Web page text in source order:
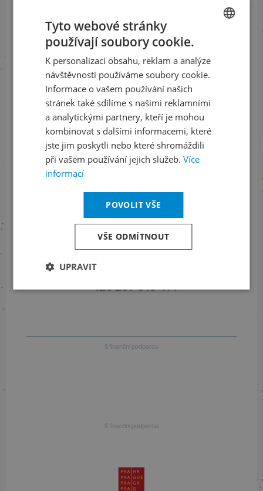
a buďte jako první v obraze
ODEBÍRAT NEWSLETTER
Sledujte nás na sociálních sítích
LinkedInflickr
+420 461 049 232
+420 257 310 414
S finanční podporou
S finanční podporou
ENGLISH
Tyto webové stránky
používají soubory cookie.
K personalizaci obsahu, reklam a analýze
návštěvnosti používáme soubory cookie.
Informace o vašem používání našich
stránek také sdílíme s našimi reklamními
a analytickými partnery, kteří je mohou
kombinovat s dalšími informacemi, které
jste jim poskytli nebo které shromáždili
při vašem používání jejich služeb. Více
informací
POVOLIT VŠE
VŠE ODMÍTNOUT
UPRAVIT